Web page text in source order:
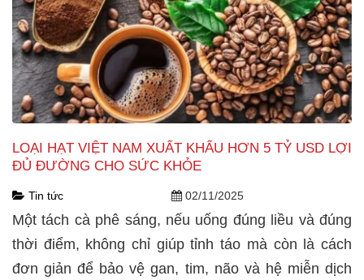
LOẠI HẠT VIỆT NAM XUẤT KHẨU HƠN 5 TỶ USD LỢI
ĐỦ ĐƯỜNG CHO SỨC KHỎE
Tin tức 02/11/2025
Một tách cà phê sáng, nếu uống đúng liều và đúng
thời điểm, không chỉ giúp tỉnh táo mà còn là cách
đơn giản để bảo vệ gan, tim, não và hệ miễn dịch